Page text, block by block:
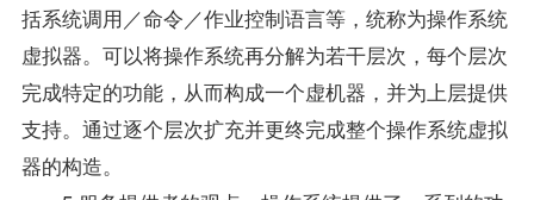
括系统调用／命令／作业控制语言等，统称为操作系统
虚拟器。可以将操作系统再分解为若干层次，每个层次
完成特定的功能，从而构成一个虚机器，并为上层提供
支持。通过逐个层次扩充并更终完成整个操作系统虚拟
器的构造。